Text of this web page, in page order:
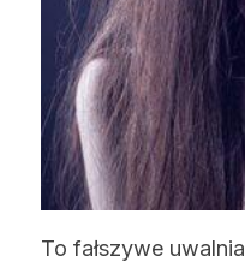
To fałszywe